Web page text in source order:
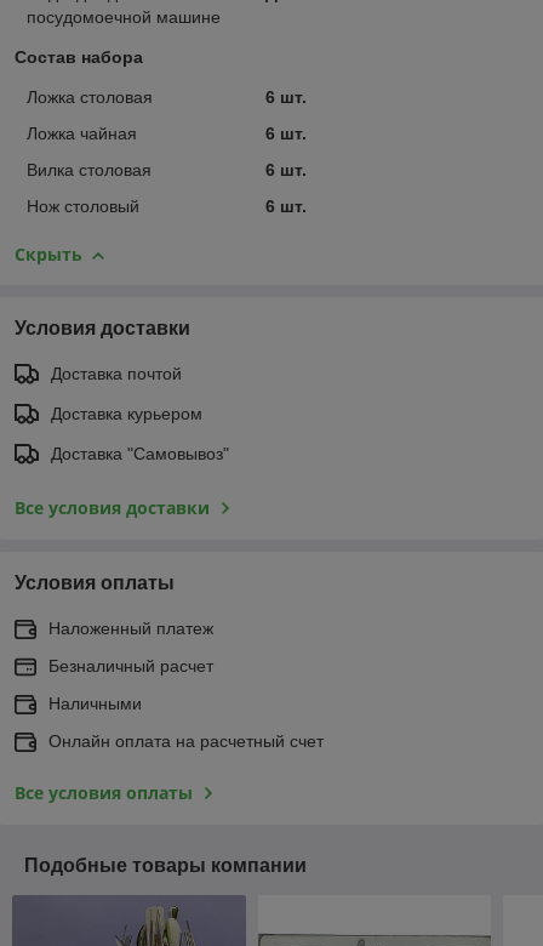
посудомоечной машине
Состав набора
Ложка столовая
6 шт.
Ложка чайная
6 шт.
Вилка столовая
6 шт.
Нож столовый
6 шт.
Скрыть
Условия доставки
Доставка почтой
Доставка курьером
Доставка "Самовывоз"
Все условия доставки
Условия оплаты
Наложенный платеж
Безналичный расчет
Наличными
Онлайн оплата на расчетный счет
Все условия оплаты
Подобные товары компании